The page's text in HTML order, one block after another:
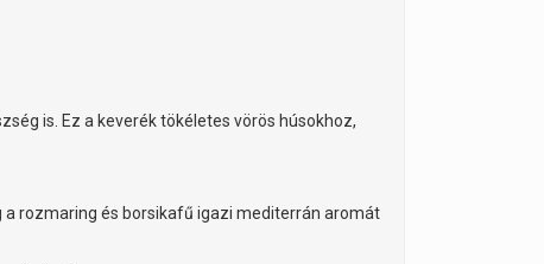
is. Ez a keverék tökéletes vörös húsokhoz,
rozmaring és borsikafű igazi mediterrán aromát